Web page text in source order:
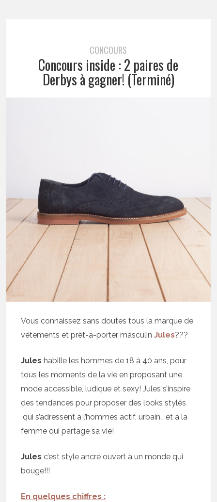
CONCOURS
Concours inside : 2 paires de
Derbys à gagner! (Terminé)
Vous connaissez sans doutes tous la marque de
vêtements et prêt-a-porter masculin Jules???
Jules habille les hommes de 18 à 40 ans, pour
tous les moments de la vie en proposant une
mode accessible, ludique et sexy! Jules s’inspire
des tendances pour proposer des looks stylés
qui s’adressent à l’hommes actif, urbain… et à la
femme qui partage sa vie!
Jules c’est style ancré ouvert à un monde qui
bouge!!!
En quelques chiffres :